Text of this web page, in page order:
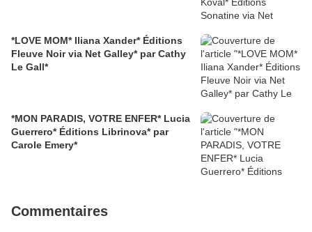
*LOVE MOM* Iliana Xander* Éditions
Fleuve Noir via Net Galley* par Cathy
Le Gall*
*MON PARADIS, VOTRE ENFER* Lucia
Guerrero* Éditions Librinova* par
Carole Emery*
Commentaires